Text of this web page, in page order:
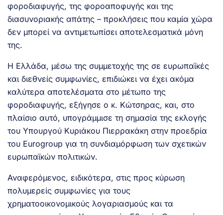
φοροδιαφυγής, της φοροαποφυγής και της
διασυνοριακής απάτης – προκλήσεις που καμία χώρα
δεν μπορεί να αντιμετωπίσει αποτελεσματικά μόνη
της.
Η Ελλάδα, μέσω της συμμετοχής της σε ευρωπαϊκές
και διεθνείς συμφωνίες, επιδιώκει να έχει ακόμα
καλύτερα αποτελέσματα στο μέτωπο της
φοροδιαφυγής, εξήγησε ο κ. Κώτσηρας, και, στο
πλαίσιο αυτό, υπογράμμισε τη σημασία της εκλογής
του Υπουργού Κυριάκου Πιερρακάκη στην προεδρία
του Eurogroup για τη συνδιαμόρφωση των σχετικών
ευρωπαϊκών πολιτικών.
Αναφερόμενος, ειδικότερα, στις προς κύρωση
πολυμερείς συμφωνίες για τους
χρηματοοικονομικούς λογαριασμούς και τα